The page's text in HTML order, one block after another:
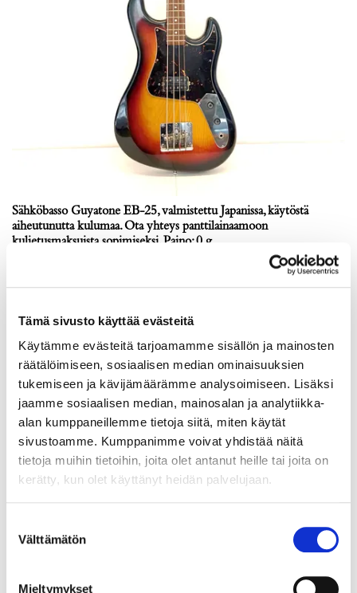
Tämä sivusto käyttää evästeitä
Käytämme evästeitä tarjoamamme sisällön ja mainosten
räätälöimiseen, sosiaalisen median ominaisuuksien
tukemiseen ja kävijämäärämme analysoimiseen. Lisäksi
jaamme sosiaalisen median, mainosalan ja analytiikka-
alan kumppaneillemme tietoja siitä, miten käytät
sivustoamme. Kumppanimme voivat yhdistää näitä
tietoja muihin tietoihin, joita olet antanut heille tai joita on
kerätty, kun olet käyttänyt heidän palvelujaan.
valinta
Välttämätön
Mieltymykset
Sähköbasso Guyatone EB-25, valmistettu Japanissa, käytöstä
aiheutunutta kulumaa. Ota yhteys panttilainaamoon
kuljetusmaksuista sopimiseksi. Paino: 0 g
Johtava huuto:-